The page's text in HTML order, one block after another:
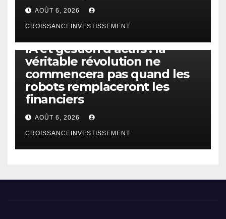
AOÛT 6, 2026
CROISSANCEINVESTISSEMENT
IA et gestion d’actifs : la
véritable révolution ne
commencera pas quand les
robots remplaceront les
financiers
AOÛT 6, 2026
CROISSANCEINVESTISSEMENT